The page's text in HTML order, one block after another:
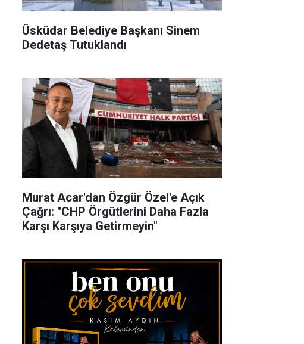
Üsküdar Belediye Başkanı Sinem
Dedetaş Tutuklandı
Murat Acar'dan Özgür Özel'e Açık
Çağrı: "CHP Örgütlerini Daha Fazla
Karşı Karşıya Getirmeyin"